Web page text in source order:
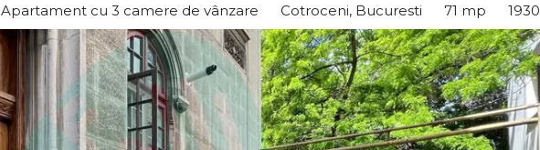
Apartament cu 3 camere de vânzare Cotroceni, Bucuresti 71 mp 1930